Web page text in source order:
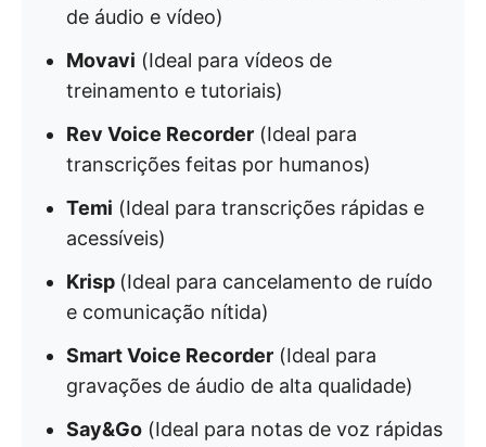
de áudio e vídeo)
Movavi (Ideal para vídeos de
treinamento e tutoriais)
Rev Voice Recorder (Ideal para
transcrições feitas por humanos)
Temi (Ideal para transcrições rápidas e
acessíveis)
Krisp (Ideal para cancelamento de ruído
e comunicação nítida)
Smart Voice Recorder (Ideal para
gravações de áudio de alta qualidade)
Say&Go (Ideal para notas de voz rápidas